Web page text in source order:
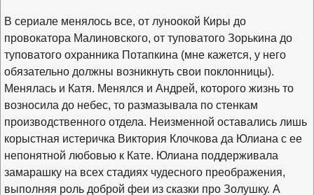
В сериале менялось все, от луноокой Киры до
провокатора Малиновского, от туповатого Зорькина до
туповатого охранника Потапкина (мне кажется, у него
обязательно должны возникнуть свои поклонницы).
Менялась и Катя. Менялся и Андрей, которого жизнь то
возносила до небес, то размазывала по стенкам
производственного отдела. Неизменной оставались лишь
корыстная истеричка Виктория Клочкова да Юлиана с ее
непонятной любовью к Кате. Юлиана поддерживала
замарашку на всех стадиях чудесного преображения,
выполняя роль доброй феи из сказки про Золушку. А